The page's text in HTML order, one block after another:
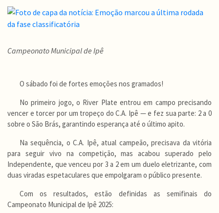
Campeonato Municipal de Ipê
O sábado foi de fortes emoções nos gramados!
No primeiro jogo, o River Plate entrou em campo precisando
vencer e torcer por um tropeço do C.A. Ipê — e fez sua parte: 2 a 0
sobre o São Brás, garantindo esperança até o último apito.
Na sequência, o C.A. Ipê, atual campeão, precisava da vitória
para seguir vivo na competição, mas acabou superado pelo
Independente, que venceu por 3 a 2 em um duelo eletrizante, com
duas viradas espetaculares que empolgaram o público presente.
Com os resultados, estão definidas as semifinais do
Campeonato Municipal de Ipê 2025: